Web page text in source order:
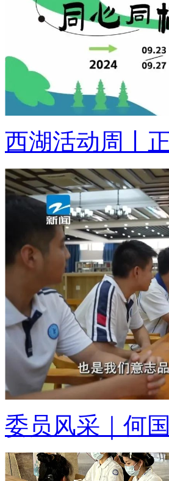
西湖活动周丨
委员风采｜何